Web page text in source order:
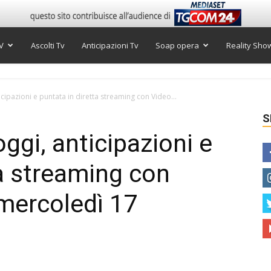
Ascolti Tv Anticipazioni Tv Soap opera Reality
e puntata in diretta streaming con Video...
anticipazioni e
con
17